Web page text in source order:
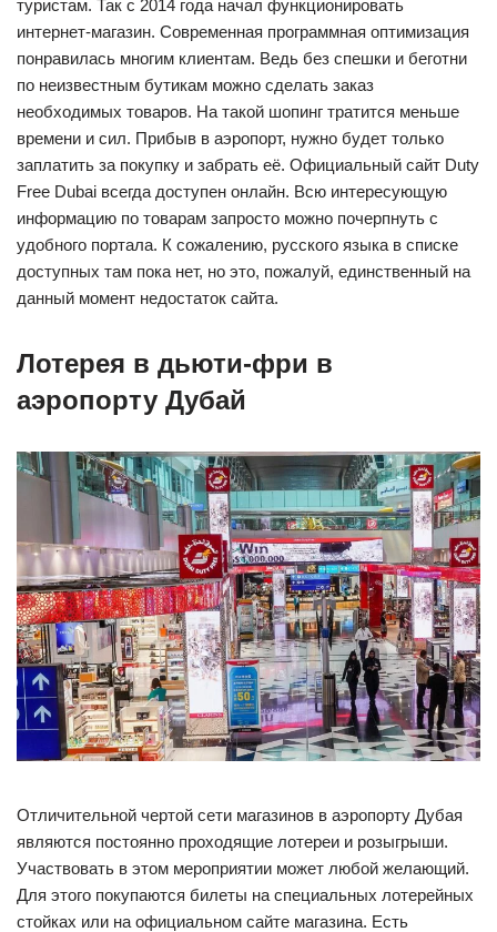
туристам. Так с 2014 года начал функционировать
интернет-магазин. Современная программная оптимизация
понравилась многим клиентам. Ведь без спешки и беготни
по неизвестным бутикам можно сделать заказ
необходимых товаров. На такой шопинг тратится меньше
времени и сил. Прибыв в аэропорт, нужно будет только
заплатить за покупку и забрать её. Официальный сайт Duty
Free Dubai всегда доступен онлайн. Всю интересующую
информацию по товарам запросто можно почерпнуть с
удобного портала. К сожалению, русского языка в списке
доступных там пока нет, но это, пожалуй, единственный на
данный момент недостаток сайта.
Лотерея в дьюти-фри в
аэропорту Дубай
Отличительной чертой сети магазинов в аэропорту Дубая
являются постоянно проходящие лотереи и розыгрыши.
Участвовать в этом мероприятии может любой желающий.
Для этого покупаются билеты на специальных лотерейных
стойках или на официальном сайте магазина. Есть